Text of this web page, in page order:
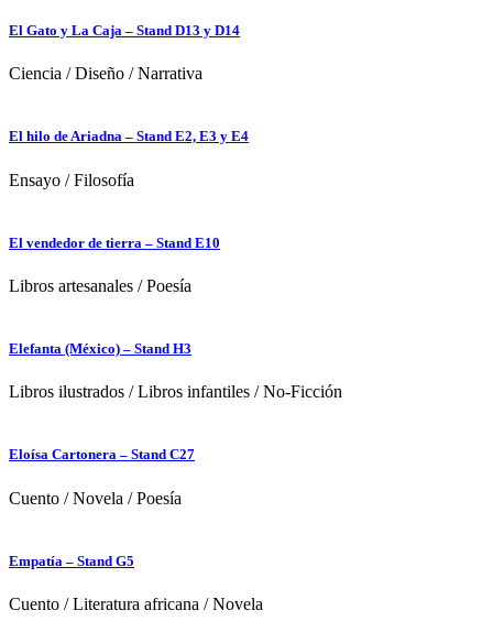
El Gato y La Caja – Stand D13 y D14
Ciencia /Diseño /Narrativa
El hilo de Ariadna – Stand E2, E3 y E4
Ensayo /Filosofía
El vendedor de tierra – Stand E10
Libros artesanales /Poesía
Elefanta (México) – Stand H3
Libros ilustrados /Libros infantiles /No-Ficción
Eloísa Cartonera – Stand C27
Cuento /Novela /Poesía
Empatía – Stand G5
Cuento /Literatura africana /Novela